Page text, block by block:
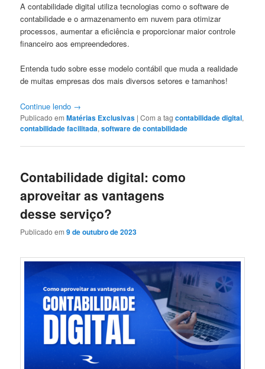
A contabilidade digital utiliza tecnologias como o software de
contabilidade e o armazenamento em nuvem para otimizar
processos, aumentar a eficiência e proporcionar maior controle
financeiro aos empreendedores.
Entenda tudo sobre esse modelo contábil que muda a realidade
de muitas empresas dos mais diversos setores e tamanhos!
Continue lendo →
Publicado em Matérias Exclusivas |Com a tagcontabilidade digital,
contabilidade facilitada,software de contabilidade
Contabilidade digital: como
aproveitar as vantagens
desse serviço?
Publicado em9 de outubro de 2023